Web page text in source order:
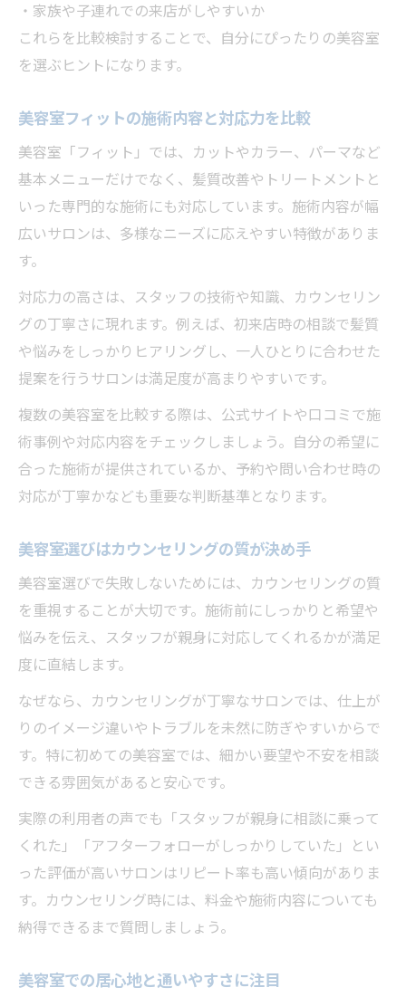
・家族や子連れでの来店がしやすいか
これらを比較検討することで、自分にぴったりの美容室
を選ぶヒントになります。
美容室フィットの施術内容と対応力を比較
美容室「フィット」では、カットやカラー、パーマなど
基本メニューだけでなく、髪質改善やトリートメントと
いった専門的な施術にも対応しています。施術内容が幅
広いサロンは、多様なニーズに応えやすい特徴がありま
す。
対応力の高さは、スタッフの技術や知識、カウンセリン
グの丁寧さに現れます。例えば、初来店時の相談で髪質
や悩みをしっかりヒアリングし、一人ひとりに合わせた
提案を行うサロンは満足度が高まりやすいです。
複数の美容室を比較する際は、公式サイトや口コミで施
術事例や対応内容をチェックしましょう。自分の希望に
合った施術が提供されているか、予約や問い合わせ時の
対応が丁寧かなども重要な判断基準となります。
美容室選びはカウンセリングの質が決め手
美容室選びで失敗しないためには、カウンセリングの質
を重視することが大切です。施術前にしっかりと希望や
悩みを伝え、スタッフが親身に対応してくれるかが満足
度に直結します。
なぜなら、カウンセリングが丁寧なサロンでは、仕上が
りのイメージ違いやトラブルを未然に防ぎやすいからで
す。特に初めての美容室では、細かい要望や不安を相談
できる雰囲気があると安心です。
実際の利用者の声でも「スタッフが親身に相談に乗って
くれた」「アフターフォローがしっかりしていた」とい
った評価が高いサロンはリピート率も高い傾向がありま
す。カウンセリング時には、料金や施術内容についても
納得できるまで質問しましょう。
美容室での居心地と通いやすさに注目